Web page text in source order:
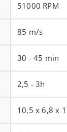
51000 RPM
85 m/s
30 - 45 min
2,5 - 3h
10,5 x 6,8 x